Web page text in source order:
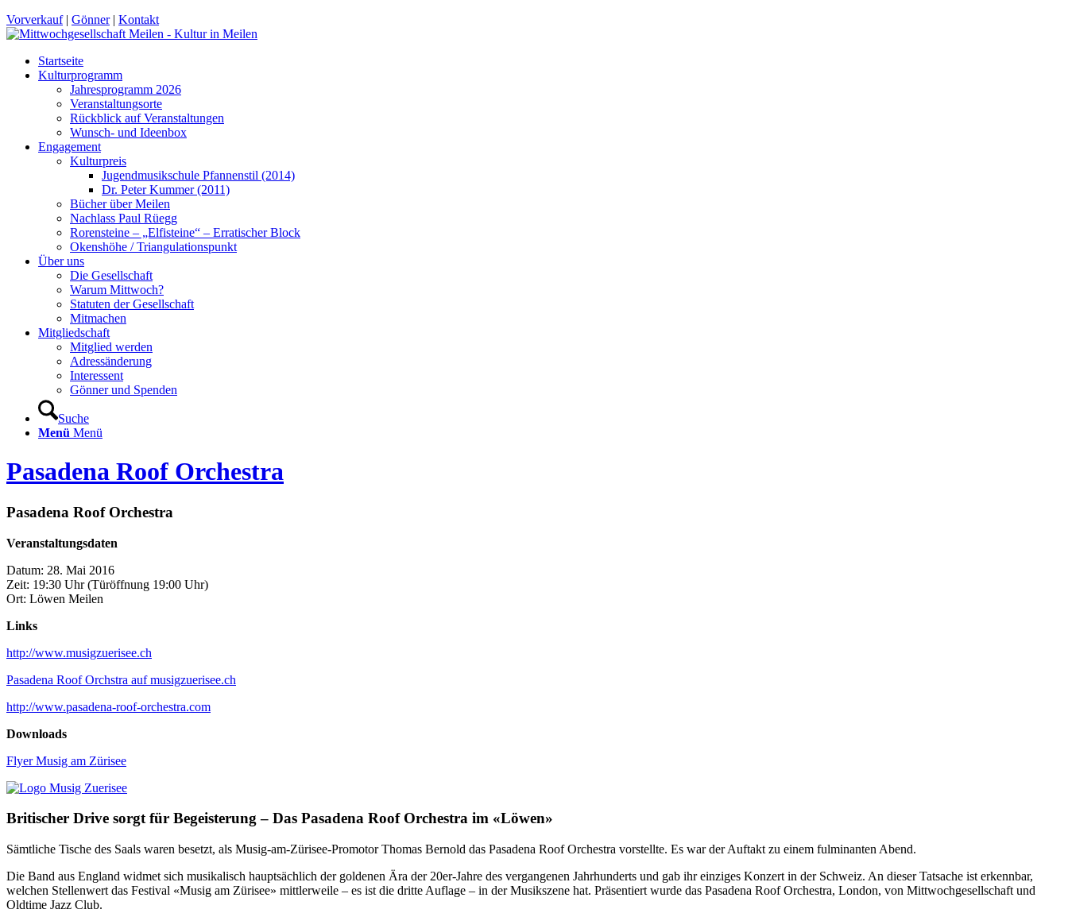
Vorverkauf| Gönner| Kontakt
Startseite
Kulturprogramm
Jahresprogramm 2026
Veranstaltungsorte
Rückblick auf Veranstaltungen
Wunsch- und Ideenbox
Engagement
Kulturpreis
Jugendmusikschule Pfannenstil (2014)
Dr. Peter Kummer (2011)
Bücher über Meilen
Nachlass Paul Rüegg
Rorensteine – „Elfisteine“ – Erratischer Block
Okenshöhe / Triangulationspunkt
Über uns
Die Gesellschaft
Warum Mittwoch?
Statuten der Gesellschaft
Mitmachen
Mitgliedschaft
Mitglied werden
Adressänderung
Interessent
Gönner und Spenden
Suche
Menü Menü
Pasadena Roof Orchestra
Pasadena Roof Orchestra
Veranstaltungsdaten
Datum: 28. Mai 2016
Zeit: 19:30 Uhr (Türöffnung 19:00 Uhr)
Ort: Löwen Meilen
Links
http://www.musigzuerisee.ch
Pasadena Roof Orchstra auf musigzuerisee.ch
http://www.pasadena-roof-orchestra.com
Downloads
Flyer Musig am Zürisee
Britischer Drive sorgt für Begeisterung – Das Pasadena Roof Orchestra im «Löwen»
Sämtliche Tische des Saals waren besetzt, als Musig-am-Zürisee-Promotor Thomas Bernold das Pasadena Roof Orchestra vorstellte. Es war der Auftakt zu einem fulminanten Abend.
Die Band aus England widmet sich musikalisch hauptsächlich der goldenen Ära der 20er-Jahre des vergangenen Jahrhunderts und gab ihr einziges Konzert in der Schweiz. An dieser Tatsache ist erkennbar,
welchen Stellenwert das Festival «Musig am Zürisee» mittlerweile – es ist die dritte Auflage – in der Musikszene hat. Präsentiert wurde das Pasadena Roof Orchestra, London, von Mittwochgesellschaft und
Oldtime Jazz Club.